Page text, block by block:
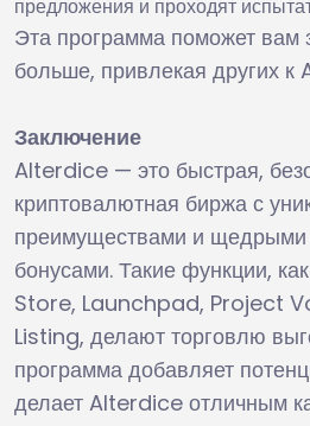
предложения и проходят
Эта программа поможет вам
больше, привлекая других к
Заключение
Alterdice — это быстрая,
криптовалютная биржа с
преимуществами и
бонусами. Такие функции,
Store, Launchpad, Project
Listing, делают торговлю
программа добавляет
делает Alterdice отличным